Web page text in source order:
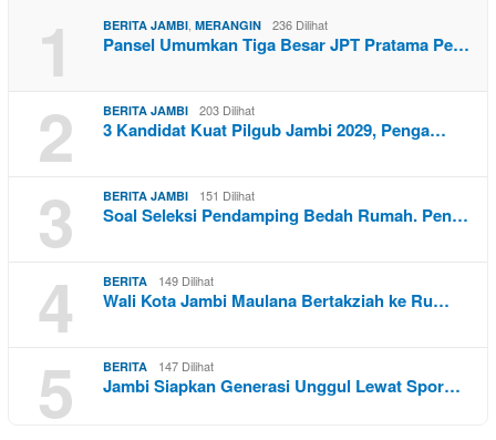
1 BERITA JAMBI, MERANGIN 236 Dilihat
Pansel Umumkan Tiga Besar JPT Pratama Pe…
2 BERITA JAMBI 203 Dilihat
3 Kandidat Kuat Pilgub Jambi 2029, Penga…
3 BERITA JAMBI 151 Dilihat
Soal Seleksi Pendamping Bedah Rumah. Pen…
4 BERITA 149 Dilihat
Wali Kota Jambi Maulana Bertakziah ke Ru…
5 BERITA 147 Dilihat
Jambi Siapkan Generasi Unggul Lewat Spor…